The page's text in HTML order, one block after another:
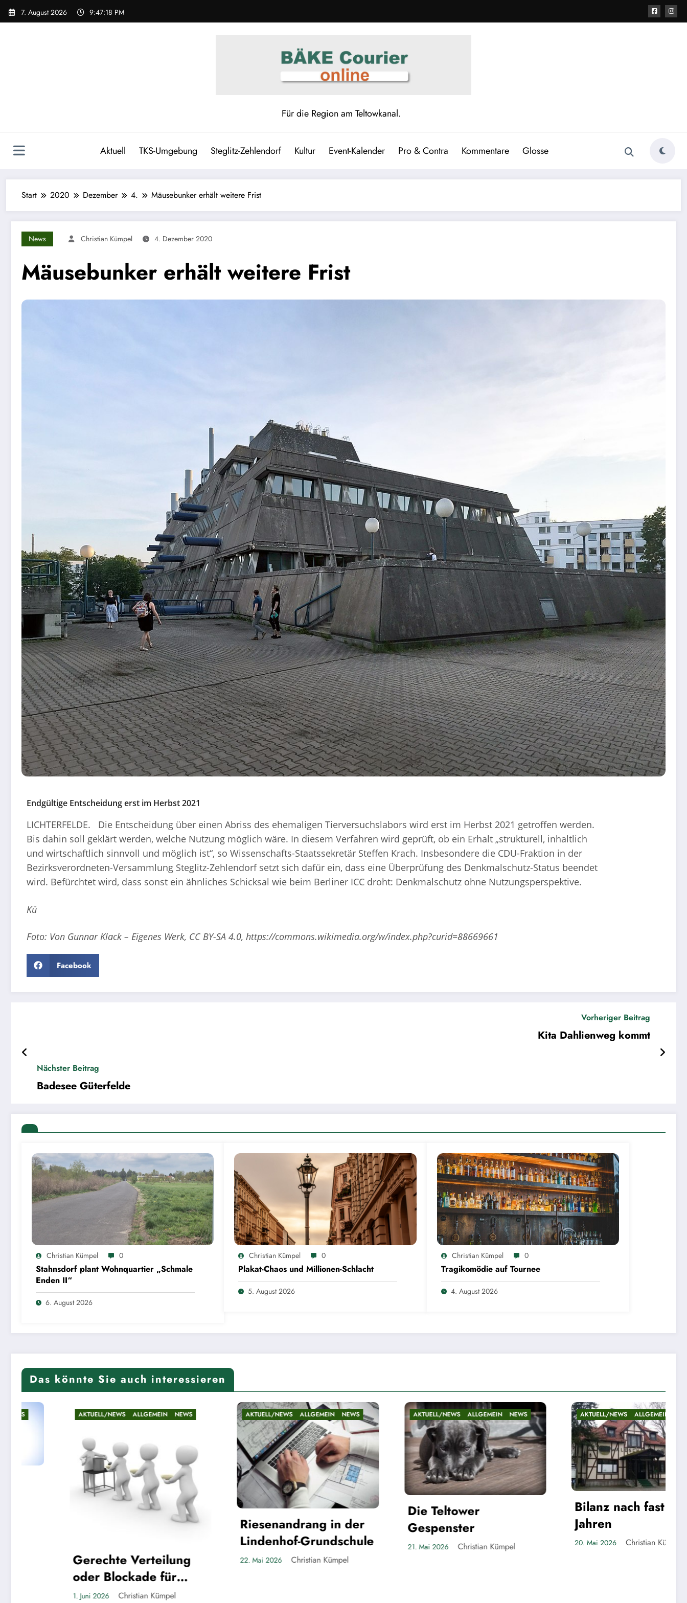
7. August 2026 9:47:20 PM
Für die Region am Teltowkanal.
Aktuell TKS-Umgebung Steglitz-Zehlendorf Kultur Event-Kalender Pro & Contra Kommentare Glosse
Start 2020 Dezember 4. Mäusebunker erhält weitere Frist
News Christian Kümpel 4. Dezember 2020
Mäusebunker erhält weitere Frist
Endgültige Entscheidung erst im Herbst 2021
LICHTERFELDE. Die Entscheidung über einen Abriss des ehemaligen Tierversuchslabors wird erst im Herbst 2021 getroffen werden.
Bis dahin soll geklärt werden, welche Nutzung möglich wäre. In diesem Verfahren wird geprüft, ob ein Erhalt „strukturell, inhaltlich
und wirtschaftlich sinnvoll und möglich ist“, so Wissenschafts-Staatssekretär Steffen Krach. Insbesondere die CDU-Fraktion in der
Bezirksverordneten-Versammlung Steglitz-Zehlendorf setzt sich dafür ein, dass eine Überprüfung des Denkmalschutz-Status beendet
wird. Befürchtet wird, dass sonst ein ähnliches Schicksal wie beim Berliner ICC droht: Denkmalschutz ohne Nutzungsperspektive.
Kü
Foto: Von Gunnar Klack – Eigenes Werk, CC BY-SA 4.0, https://commons.wikimedia.org/w/index.php?curid=88669661
Facebook
Vorheriger Beitrag
Kita Dahlienweg kommt
Nächster Beitrag
Badesee Güterfelde
Christian Kümpel 0
Stahnsdorf plant Wohnquartier „Schmale
Enden II“
6. August 2026
Christian Kümpel 0
Plakat-Chaos und Millionen-Schlacht
5. August 2026
Christian Kümpel 0
Tragikomödie auf Tournee
4. August 2026
Das könnte Sie auch interessieren
ALLGEMEIN AKTUELL/NEWS ALLGEMEIN
Riesenandrang in der
Lindenhof-Grundschule
22. Mai 2026 Christian Kümpel
AKTUELL/NEWS ALLGEMEIN
Die Teltower
Gespenster
21. Mai 2026 Christian Kümpel
AKTUELL/NEWS ALLGEMEIN NEWS
Bilanz nach fast fünf
Jahren
20. Mai 2026 Christian Kümpel
AKTUELL/NEWS
Die „Zeit-
Rathaus
20. Mai 2026